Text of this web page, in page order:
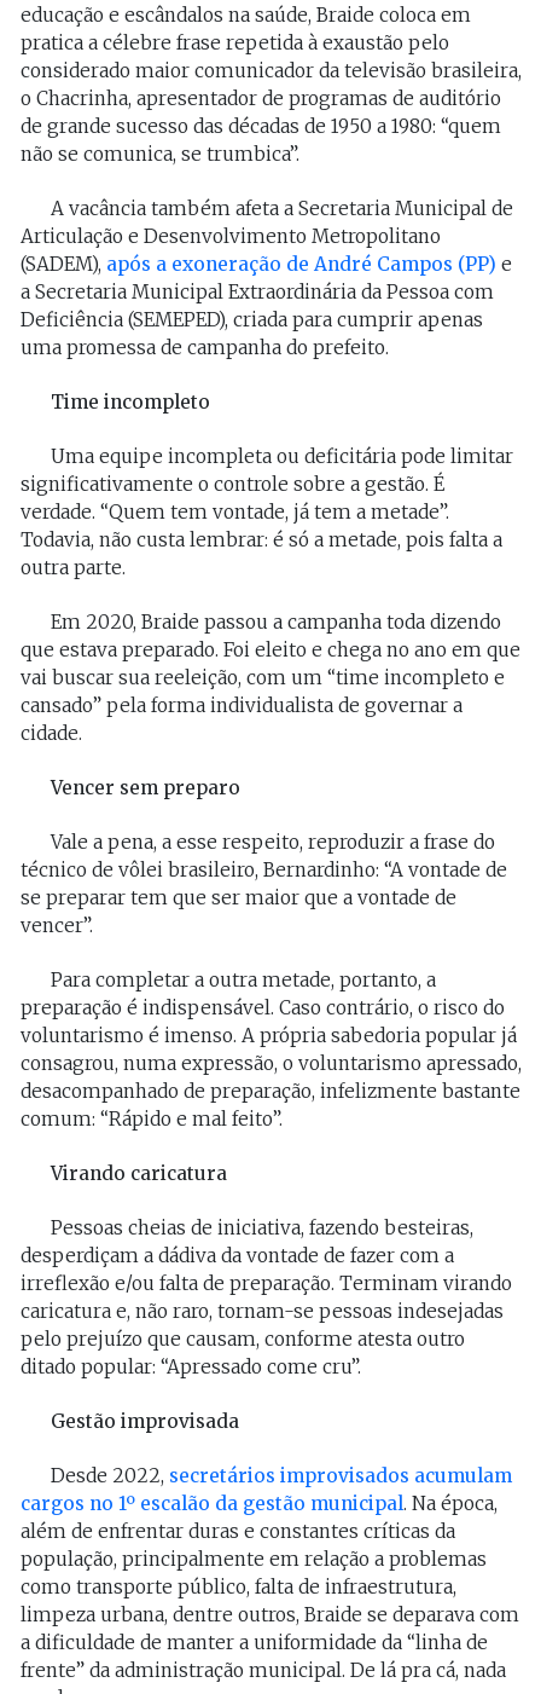
educação e escândalos na saúde, Braide coloca em
pratica a célebre frase repetida à exaustão pelo
considerado maior comunicador da televisão brasileira,
o Chacrinha, apresentador de programas de auditório
de grande sucesso das décadas de 1950 a 1980: “quem
não se comunica, se trumbica”.
A vacância também afeta a Secretaria Municipal de
Articulação e Desenvolvimento Metropolitano
(SADEM), após a exoneração de André Campos (PP) e
a Secretaria Municipal Extraordinária da Pessoa com
Deficiência (SEMEPED), criada para cumprir apenas
uma promessa de campanha do prefeito.
Time incompleto
Uma equipe incompleta ou deficitária pode limitar
significativamente o controle sobre a gestão. É
verdade. “Quem tem vontade, já tem a metade”.
Todavia, não custa lembrar: é só a metade, pois falta a
outra parte.
Em 2020, Braide passou a campanha toda dizendo
que estava preparado. Foi eleito e chega no ano em que
vai buscar sua reeleição, com um “time incompleto e
cansado” pela forma individualista de governar a
cidade.
Vencer sem preparo
Vale a pena, a esse respeito, reproduzir a frase do
técnico de vôlei brasileiro, Bernardinho: “A vontade de
se preparar tem que ser maior que a vontade de
vencer”.
Para completar a outra metade, portanto, a
preparação é indispensável. Caso contrário, o risco do
voluntarismo é imenso. A própria sabedoria popular já
consagrou, numa expressão, o voluntarismo apressado,
desacompanhado de preparação, infelizmente bastante
comum: “Rápido e mal feito”.
Virando caricatura
Pessoas cheias de iniciativa, fazendo besteiras,
desperdiçam a dádiva da vontade de fazer com a
irreflexão e/ou falta de preparação. Terminam virando
caricatura e, não raro, tornam-se pessoas indesejadas
pelo prejuízo que causam, conforme atesta outro
ditado popular: “Apressado come cru”.
Gestão improvisada
Desde 2022, secretários improvisados acumulam
cargos no 1º escalão da gestão municipal. Na época,
além de enfrentar duras e constantes críticas da
população, principalmente em relação a problemas
como transporte público, falta de infraestrutura,
limpeza urbana, dentre outros, Braide se deparava com
a dificuldade de manter a uniformidade da “linha de
frente” da administração municipal. De lá pra cá, nada